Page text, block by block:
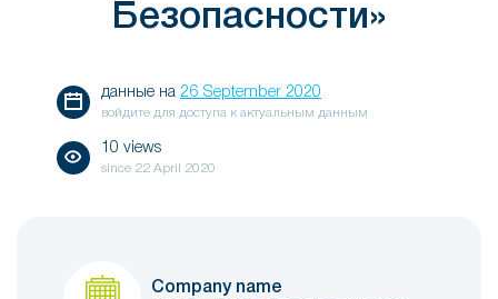
Безопасности»
данные на 26 September 2020
войдите для доступа к актуальным данным
10 views
since 22 April 2020
Company name